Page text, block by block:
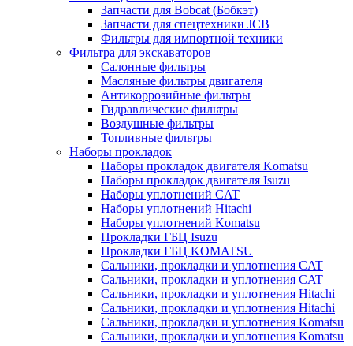
Запчасти для Bobcat (Бобкэт)
Запчасти для спецтехники JCB
Фильтры для импортной техники
Фильтра для экскаваторов
Салонные фильтры
Масляные фильтры двигателя
Антикоррозийные фильтры
Гидравлические фильтры
Воздушные фильтры
Топливные фильтры
Наборы прокладок
Наборы прокладок двигателя Komatsu
Наборы прокладок двигателя Isuzu
Наборы уплотнений CAT
Наборы уплотнений Hitachi
Наборы уплотнений Komatsu
Прокладки ГБЦ Isuzu
Прокладки ГБЦ KOMATSU
Сальники, прокладки и уплотнения CAT
Сальники, прокладки и уплотнения CAT
Сальники, прокладки и уплотнения Hitachi
Сальники, прокладки и уплотнения Hitachi
Сальники, прокладки и уплотнения Komatsu
Сальники, прокладки и уплотнения Komatsu